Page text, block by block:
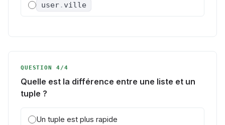
user. ville
QUESTION 4/4
Quelle est la différence entre une liste et un
tuple ?
Un tuple est plus rapide